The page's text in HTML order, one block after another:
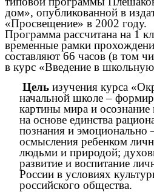
дом», опубликованной в
«Просвещение» в 2002 году.
Программа рассчитана на 1
временные рамки
составляют 66 часов (в том
в курс «Введение в
Цель изучения курса
начальной школе –
картины мира и осознание
на основе единства
познания и эмоционально
осмысления ребенком
людьми и природой;
развитие и воспитание
России в условиях
российского общества.